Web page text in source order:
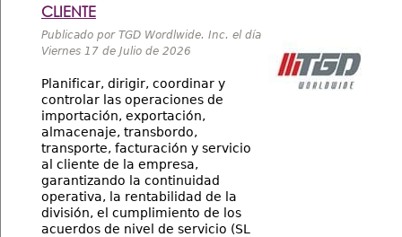
Requisitos para registrarse
CLIENTE
Publicado por TGD Wordlwide. Inc. el día
Viernes 17 de Julio de 2026
Planificar, dirigir, coordinar y
controlar las operaciones de
importación, exportación,
almacenaje, transbordo,
transporte, facturación y servicio
al cliente de la empresa,
garantizando la continuidad
operativa, la rentabilidad de la
división, el cumplimiento de los
acuerdos de nivel de servicio (SL